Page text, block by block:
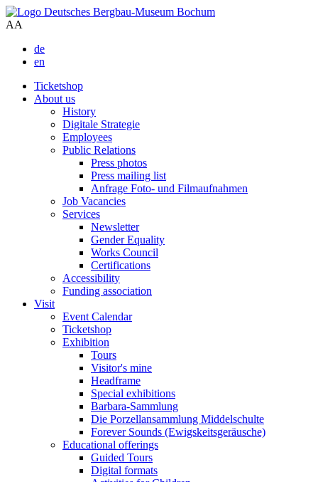
AA
de
en
Ticketshop
About us
History
Digitale Strategie
Employees
Public Relations
Press photos
Press mailing list
Anfrage Foto- und Filmaufnahmen
Job Vacancies
Services
Newsletter
Gender Equality
Works Council
Certifications
Accessibility
Funding association
Visit
Event Calendar
Ticketshop
Exhibition
Tours
Visitor's mine
Headframe
Special exhibitions
Barbara-Sammlung
Die Porzellansammlung Middelschulte
Forever Sounds (Ewigskeitsgeräusche)
Educational offerings
Guided Tours
Digital formats